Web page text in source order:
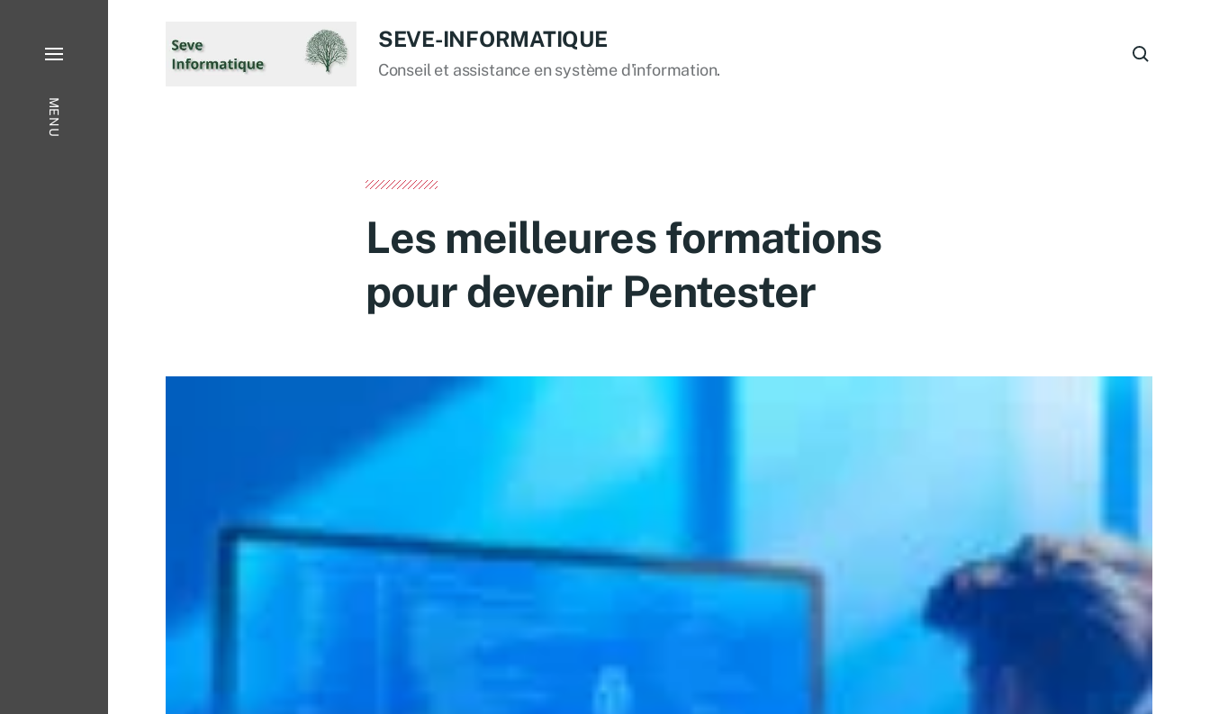
MENU
SEVE-INFORMATIQUE
Conseil et assistance en système d'information.
Les meilleures formations
pour devenir Pentester